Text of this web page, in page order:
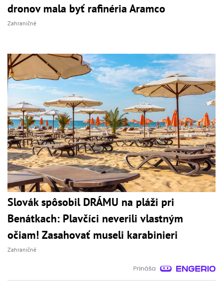
dronov mala byť rafinéria Aramco
Zahraničné
Slovák spôsobil DRÁMU na pláži pri
Benátkach: Plavčíci neverili vlastným
očiam! Zasahovať museli karabinieri
Zahraničné